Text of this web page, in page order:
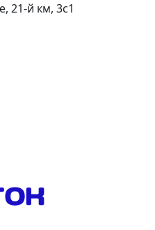
21-й км, 3с1